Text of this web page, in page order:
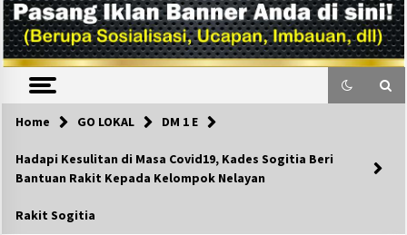
Home GO LOKAL DM 1 E
Hadapi Kesulitan di Masa Covid19, Kades Sogitia Beri
Bantuan Rakit Kepada Kelompok Nelayan
Rakit Sogitia